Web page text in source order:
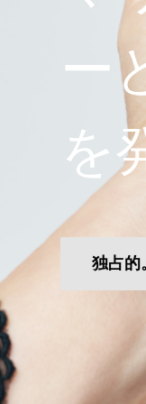
ー
を
独占的